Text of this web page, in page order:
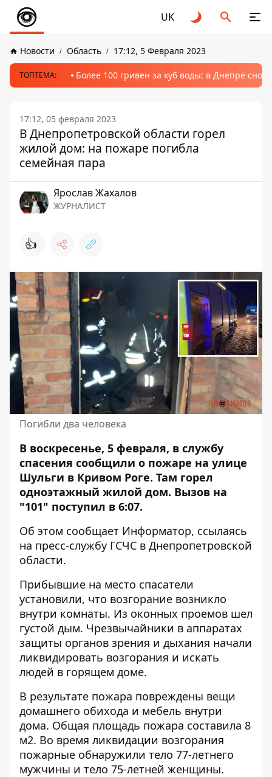
UK
Новости Область 17:12, 5 Февраля 2023
ТОПТЕМА: Более 100 гривен за куб воды: в Днепре
17:12, 05 февраля 2023
В Днепропетровской области горел
жилой дом: на пожаре погибла
семейная пара
Ярослав Жахалов
ЖУРНАЛИСТ
👍
Погибли два человека
В воскресенье, 5 февраля, в службу
спасения сообщили о пожаре на улице
Шульги в Кривом Роге. Там горел
одноэтажный жилой дом. Вызов на
"101" поступил в 6:07.
Об этом сообщает Информатор, ссылаясь
на пресс-службу ГСЧС в Днепропетровской
области.
Прибывшие на место спасатели
установили, что возгорание возникло
внутри комнаты. Из оконных проемов шел
густой дым. Чрезвычайники в аппаратах
защиты органов зрения и дыхания начали
ликвидировать возгорания и искать
людей в горящем доме.
В результате пожара повреждены вещи
домашнего обихода и мебель внутри
дома. Общая площадь пожара составила 8
м2. Во время ликвидации возгорания
пожарные обнаружили тело 77-летнего
мужчины и тело 75-летней женщины.